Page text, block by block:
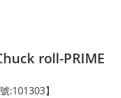
roll-PRIME
:101303】